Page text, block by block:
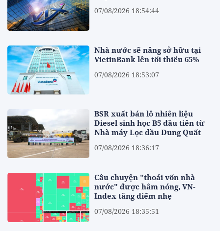
07/08/2026 18:54:44
Nhà nước sẽ nâng sở hữu tại
VietinBank lên tối thiểu 65%
07/08/2026 18:53:07
BSR xuất bán lô nhiên liệu
Diesel sinh học B5 đầu tiên từ
Nhà máy Lọc dầu Dung Quất
07/08/2026 18:36:17
Câu chuyện "thoái vốn nhà
nước" được hâm nóng, VN-
Index tăng điểm nhẹ
07/08/2026 18:35:51